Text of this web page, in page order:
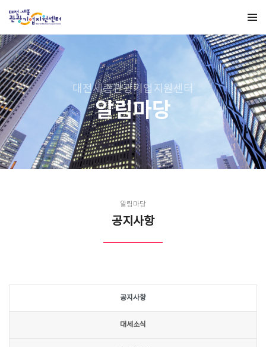
대전세종관광기업지원센터
알림마당
알림마당
공지사항
공지사항
대세소식